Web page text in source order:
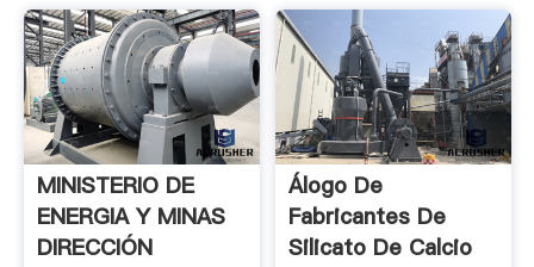
MINISTERIO DE
ENERGIA Y MINAS
DIRECCIÓN
Álogo De
Fabricantes De
Silicato De Calcio